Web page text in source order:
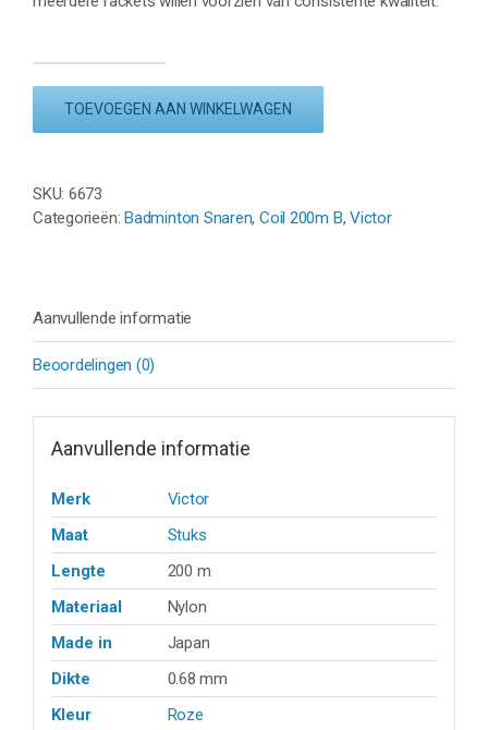
VBS
BLOSSOM
-
TOEVOEGEN AAN WINKELWAGEN
SKU: 6673
Categorieën: Badminton Snaren,Coil 200m B,Victor
Aanvullende informatie
Beoordelingen (0)
Aanvullende informatie
Merk
Victor
Maat
Stuks
Lengte
200 m
Materiaal
Nylon
Made in
Japan
Dikte
0.68 mm
Kleur
Roze